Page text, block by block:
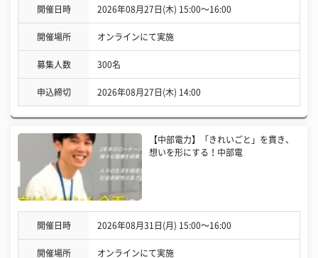
開催日時 2026年08月27日(木) 15:00〜16:00
開催場所 オンラインにて実施
募集人数 300名
申込締切 2026年08月27日(木) 14:00
【中部電力】「きれいごと」を貫き、
想いを形にする！中部電
開催日時 2026年08月31日(月) 15:00〜16:00
開催場所 オンラインにて実施